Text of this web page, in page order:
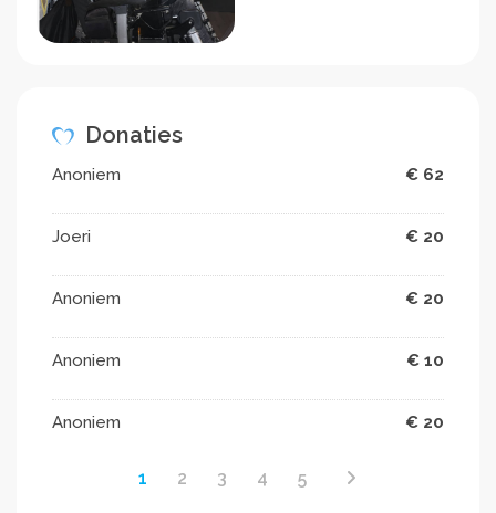
Donaties
Anoniem € 62
Joeri € 20
Anoniem € 20
Anoniem € 10
Anoniem € 20
1 2 3 4 5